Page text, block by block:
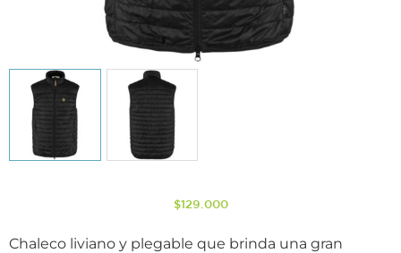
$129.000
Chaleco liviano y plegable que brinda una gran